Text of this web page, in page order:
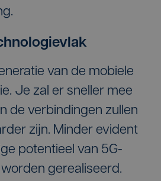
van de mobiele
Je zal er sneller mee
de verbindingen zullen
zijn. Minder evident
potentieel van 5G-
gerealiseerd.